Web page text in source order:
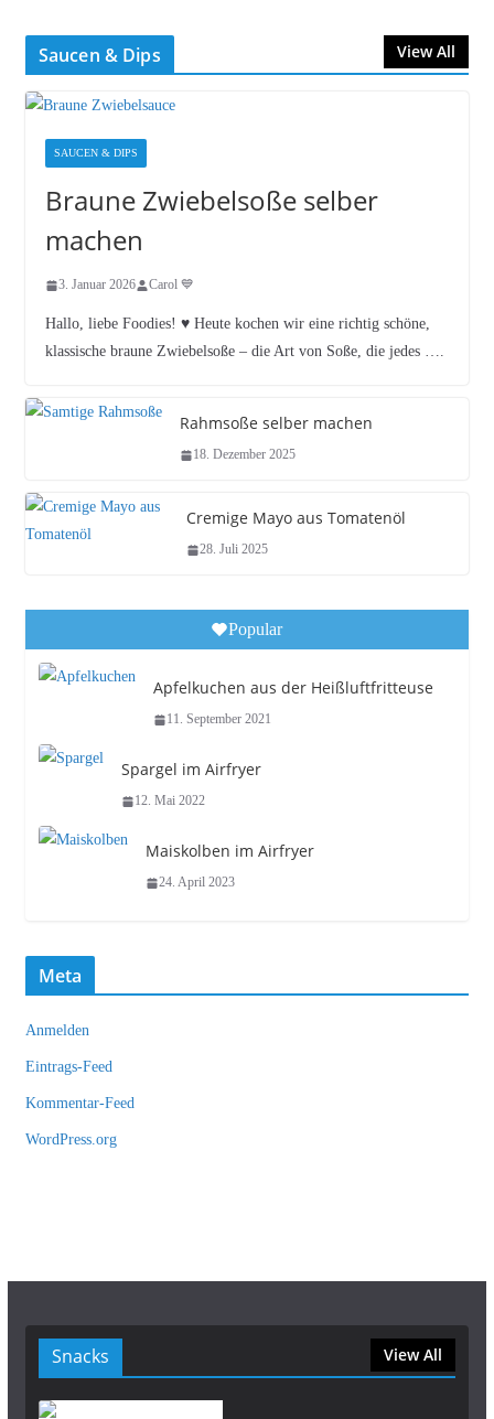
Saucen & Dips View All
SAUCEN & DIPS
Braune Zwiebelsoße selber
machen
3. Januar 2026 Carol 💙
Hallo, liebe Foodies! ♥︎ Heute kochen wir eine richtig schöne,
klassische braune Zwiebelsoße – die Art von Soße, die jedes ….
Rahmsoße selber machen
18. Dezember 2025
Cremige Mayo aus Tomatenöl
28. Juli 2025
Popular
Apfelkuchen aus der Heißluftfritteuse
11. September 2021
Spargel im Airfryer
12. Mai 2022
Maiskolben im Airfryer
24. April 2023
Meta
Anmelden
Eintrags-Feed
Kommentar-Feed
WordPress.org
Snacks View All